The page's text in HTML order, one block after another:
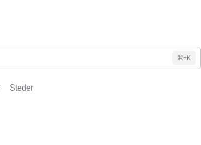
⌘+K
Steder